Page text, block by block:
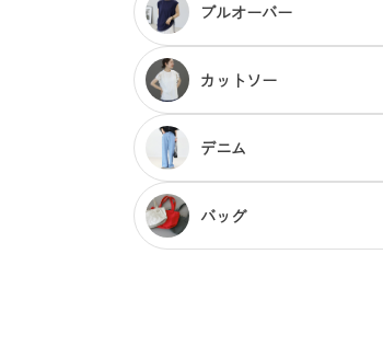
プルオーバー
カットソー
デニム
バッグ